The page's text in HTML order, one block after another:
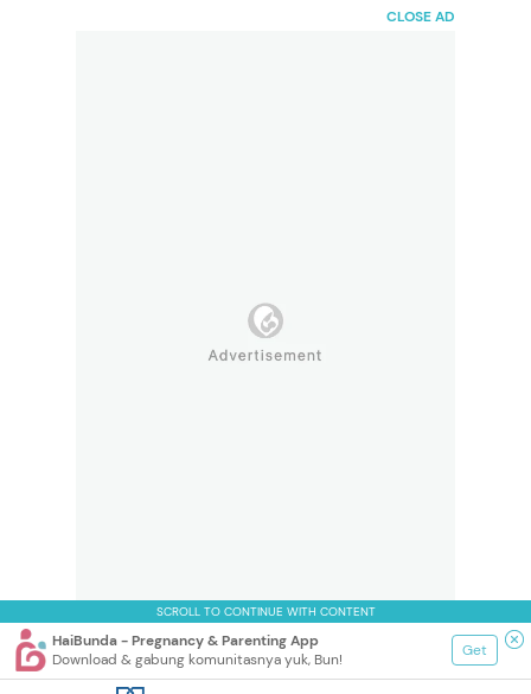
CLOSE AD
SCROLL TO CONTINUE WITH CONTENT
HaiBunda - Pregnancy & Parenting App
Download & gabung komunitasnya yuk, Bun!
Get